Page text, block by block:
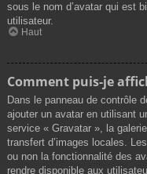
sous le nom d’avatar qui est
utilisateur.
Haut
Comment puis-je
Dans le panneau de contrôle
ajouter un avatar en utilisant
service « Gravatar », la
transfert d’images locales.
ou non la fonctionnalité des
rendre disponible aux